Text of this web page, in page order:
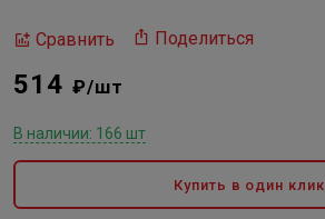
Сравнить Поделиться
514 ₽/шт
В наличии: 166 шт
Купить в один клик